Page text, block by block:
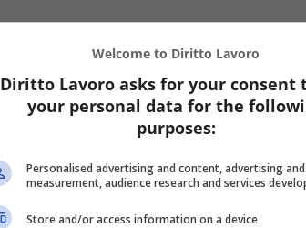
Diritto
Welcome to Diritto Lavoro
Diritto Lavoro asks for your consent
your personal data for the
purposes:
Personalised advertising and content, advertising
measurement, audience research and services
Store and/or access information on a device